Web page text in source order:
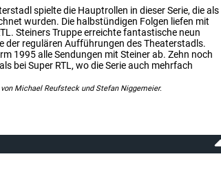
spielte die Hauptrollen in dieser Serie, die als
wurden. Die halbstündigen Folgen liefen mit
Steiners Truppe erreichte fantastische neun
der regulären Aufführungen des Theaterstadls.
1995 alle Sendungen mit Steiner ab. Zehn noch
bei Super RTL, wo die Serie auch mehrfach
Michael Reufsteck und Stefan Niggemeier.